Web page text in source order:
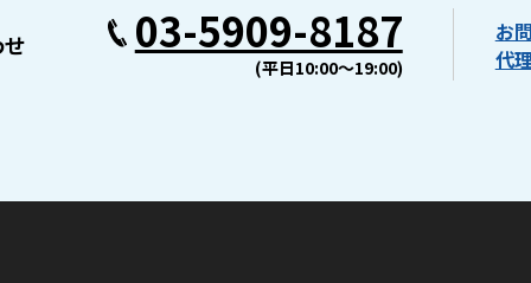
03-5909-8187
(平日10:00〜19:00)
お
代